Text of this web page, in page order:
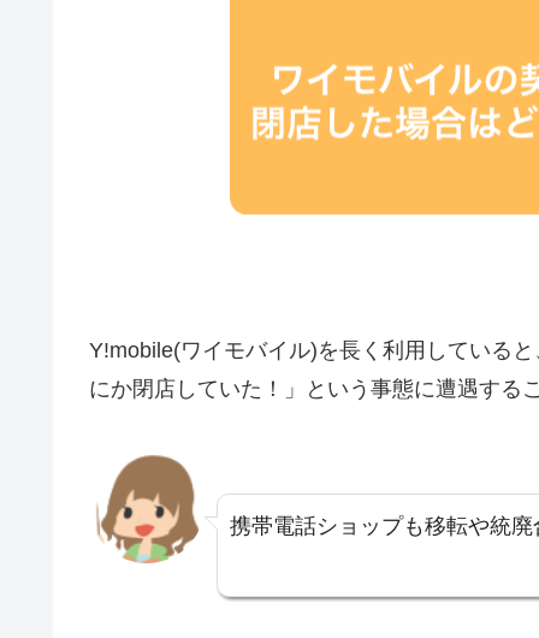
Y!mobile(ワイモバイル)を長く利用している
にか閉店していた！」という事態に遭遇する
携帯電話ショップも移転や統